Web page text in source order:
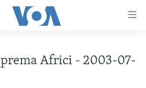
prema Africi - 2003-07-